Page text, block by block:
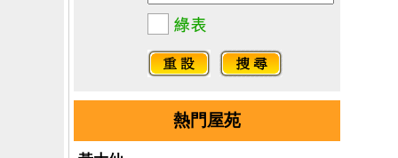
熱門屋苑